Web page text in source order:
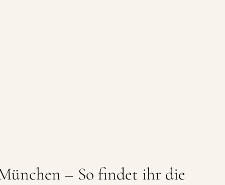
– So findet ihr die